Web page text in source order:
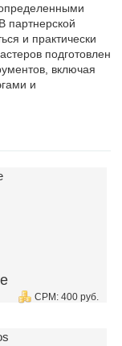
партнерской
и практически
подготовлен
включая
и
CPM: 400 руб.